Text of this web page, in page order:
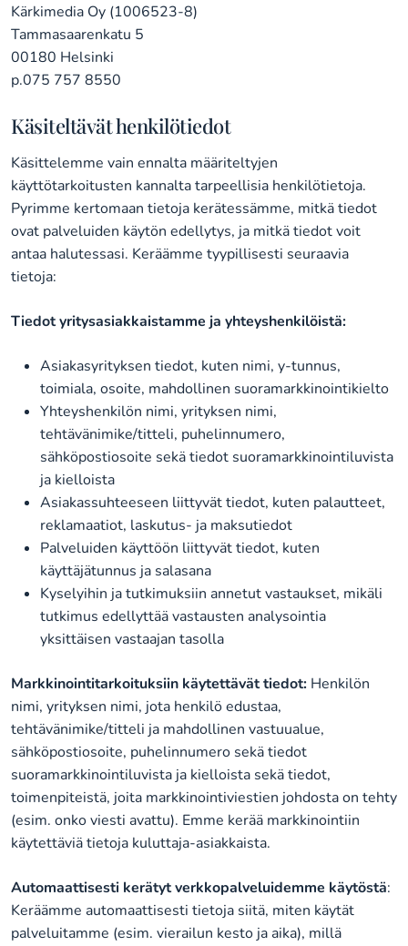
Kärkimedia Oy (1006523-8)
Tammasaarenkatu 5
00180 Helsinki
p.075 757 8550
Käsiteltävät henkilötiedot
Käsittelemme vain ennalta määriteltyjen
käyttötarkoitusten kannalta tarpeellisia henkilötietoja.
Pyrimme kertomaan tietoja kerätessämme, mitkä tiedot
ovat palveluiden käytön edellytys, ja mitkä tiedot voit
antaa halutessasi. Keräämme tyypillisesti seuraavia
tietoja:
Tiedot yritysasiakkaistamme ja yhteyshenkilöistä:
Asiakasyrityksen tiedot, kuten nimi, y-tunnus,
toimiala, osoite, mahdollinen suoramarkkinointikielto
Yhteyshenkilön nimi, yrityksen nimi,
tehtävänimike/titteli, puhelinnumero,
sähköpostiosoite sekä tiedot suoramarkkinointiluvista
ja kielloista
Asiakassuhteeseen liittyvät tiedot, kuten palautteet,
reklamaatiot, laskutus- ja maksutiedot
Palveluiden käyttöön liittyvät tiedot, kuten
käyttäjätunnus ja salasana
Kyselyihin ja tutkimuksiin annetut vastaukset, mikäli
tutkimus edellyttää vastausten analysointia
yksittäisen vastaajan tasolla
Markkinointitarkoituksiin käytettävät tiedot: Henkilön
nimi, yrityksen nimi, jota henkilö edustaa,
tehtävänimike/titteli ja mahdollinen vastuualue,
sähköpostiosoite, puhelinnumero sekä tiedot
suoramarkkinointiluvista ja kielloista sekä tiedot,
toimenpiteistä, joita markkinointiviestien johdosta on tehty
(esim. onko viesti avattu). Emme kerää markkinointiin
käytettäviä tietoja kuluttaja-asiakkaista.
Automaattisesti kerätyt verkkopalveluidemme käytöstä:
Keräämme automaattisesti tietoja siitä, miten käytät
palveluitamme (esim. vierailun kesto ja aika), millä